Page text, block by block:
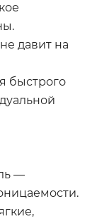
давит на
быстрого
—